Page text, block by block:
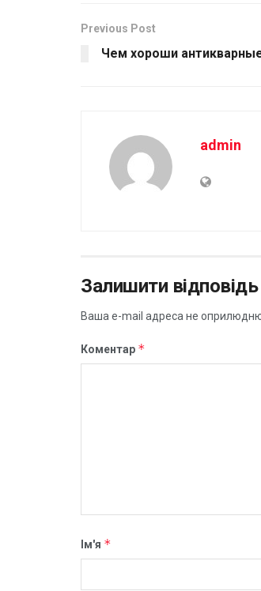
Previous Post
Чем хороши
admin
Залишити відповідь
Ваша e-mail адреса не
Коментар *
Ім'я *